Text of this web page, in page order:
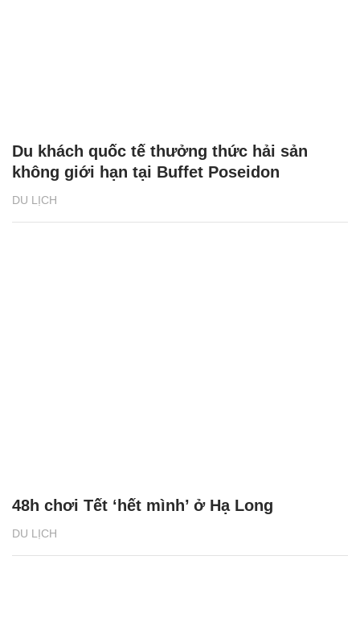
DU LỊCH
Du khách quốc tế thưởng thức hải sản
không giới hạn tại Buffet Poseidon
DU LỊCH
48h chơi Tết ‘hết mình’ ở Hạ Long